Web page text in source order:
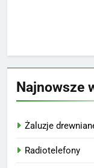
Najnowsze
Żaluzje
Radiotelefony